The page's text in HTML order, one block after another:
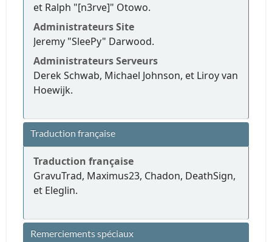
et Ralph "[n3rve]" Otowo.
Administrateurs Site
Jeremy "SleePy" Darwood.
Administrateurs Serveurs
Derek Schwab, Michael Johnson, et Liroy van
Hoewijk.
Traduction française
Traduction française
GravuTrad, Maximus23, Chadon, DeathSign,
et Eleglin.
Remerciements spéciaux